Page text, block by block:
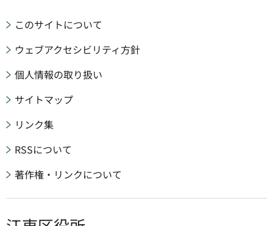
このサイトについて
ウェブアクセシビリティ方針
個人情報の取り扱い
サイトマップ
リンク集
RSSについて
著作権・リンクについて